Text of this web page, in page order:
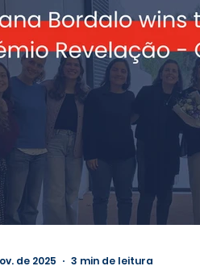
de 2025 3 min de leitura